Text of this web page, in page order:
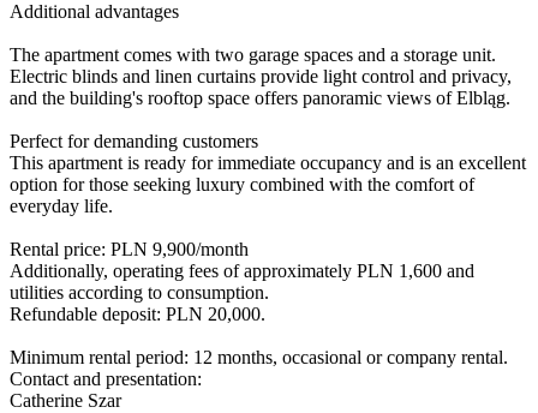
Additional advantages
The apartment comes with two garage spaces and a storage unit.
Electric blinds and linen curtains provide light control and privacy,
and the building's rooftop space offers panoramic views of Elbląg.
Perfect for demanding customers
This apartment is ready for immediate occupancy and is an excellent
option for those seeking luxury combined with the comfort of
everyday life.
Rental price: PLN 9,900/month
Additionally, operating fees of approximately PLN 1,600 and
utilities according to consumption.
Refundable deposit: PLN 20,000.
Minimum rental period: 12 months, occasional or company rental.
Contact and presentation:
Catherine Szar